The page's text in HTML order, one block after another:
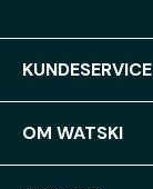
KUNDESERVICE
OM WATSKI